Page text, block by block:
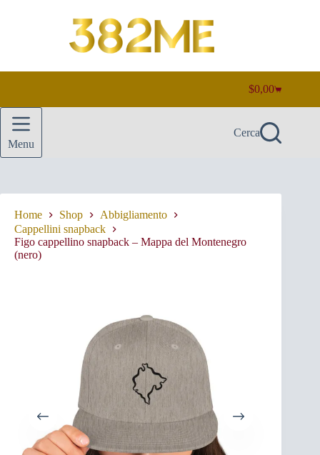
Carrello
$0,00
Menu
Cerca
Home Shop
Abbigliamento
Cappellini snapback
Figo cappellino snapback – Mappa del Montenegro
(nero)